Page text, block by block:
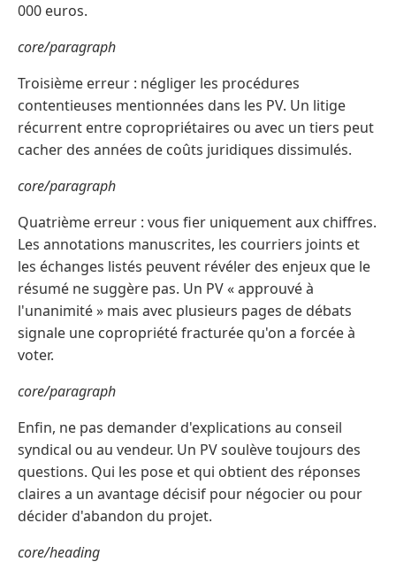
000 euros.
core/paragraph
Troisième erreur : négliger les procédures
contentieuses mentionnées dans les PV. Un litige
récurrent entre copropriétaires ou avec un tiers peut
cacher des années de coûts juridiques dissimulés.
core/paragraph
Quatrième erreur : vous fier uniquement aux chiffres.
Les annotations manuscrites, les courriers joints et
les échanges listés peuvent révéler des enjeux que le
résumé ne suggère pas. Un PV « approuvé à
l'unanimité » mais avec plusieurs pages de débats
signale une copropriété fracturée qu'on a forcée à
voter.
core/paragraph
Enfin, ne pas demander d'explications au conseil
syndical ou au vendeur. Un PV soulève toujours des
questions. Qui les pose et qui obtient des réponses
claires a un avantage décisif pour négocier ou pour
décider d'abandon du projet.
core/heading